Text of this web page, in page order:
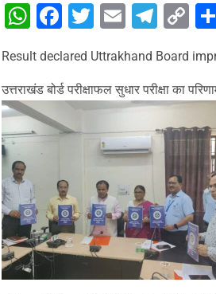
WhatsApp
Facebook
Twitter
Email
Result declared Uttrakhand Board
उत्तराखंड बोर्ड परीक्षाफल सुधार परीक्षा का